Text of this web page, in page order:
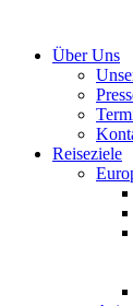
Über Uns
Reiseziele